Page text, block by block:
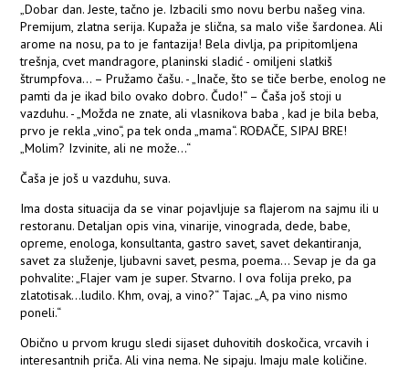
„Dobar dan. Jeste, tačno je. Izbacili smo novu berbu našeg vina.
Premijum, zlatna serija. Kupaža je slična, sa malo više šardonea. Ali
arome na nosu, pa to je fantazija! Bela divlja, pa pripitomljena
trešnja, cvet mandragore, planinski sladić - omiljeni slatkiš
štrumpfova... – Pružamo čašu. - „Inače, što se tiče berbe, enolog ne
pamti da je ikad bilo ovako dobro. Čudo!“ – Čaša još stoji u
vazduhu. - „Možda ne znate, ali vlasnikova baba , kad je bila beba,
prvo je rekla „vino“, pa tek onda „mama“. ROĐAČE, SIPAJ BRE!
„Molim? Izvinite, ali ne može...“
Čaša je još u vazduhu, suva.
Ima dosta situacija da se vinar pojavljuje sa flajerom na sajmu ili u
restoranu. Detaljan opis vina, vinarije, vinograda, dede, babe,
opreme, enologa, konsultanta, gastro savet, savet dekantiranja,
savet za služenje, ljubavni savet, pesma, poema... Sevap je da ga
pohvalite: „Flajer vam je super. Stvarno. I ova folija preko, pa
zlatotisak...ludilo. Khm, ovaj, a vino?“ Tajac. „A, pa vino nismo
poneli.“
Obično u prvom krugu sledi sijaset duhovitih doskočica, vrcavih i
interesantnih priča. Ali vina nema. Ne sipaju. Imaju male količine.